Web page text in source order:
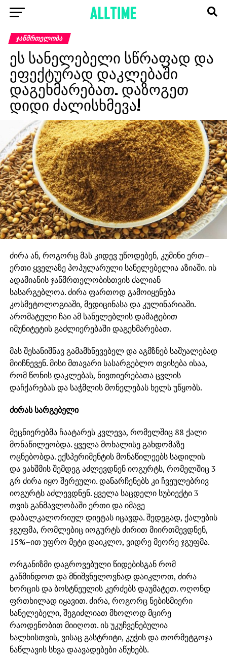
ᲯᲐᲜᲛᲠᲗᲔᲚᲝᲑᲐ
ეს სანელებელი სწრაფად და
ეფექტურად დაკლებაში
დაგეხმარებათ. დაზოგეთ
დიდი ძალისხმევა!
ძირა ან, როგორც მას კიდევ უწოდებენ, კუმინი ერთ–
ერთი ყველაზე პოპულარული სანელებელია აზიაში. ის
ადამიანის ჯანმრთელობისთვის ძალიან
სასარგებლოა. ძირა ფართოდ გამოიყენება
კოსმეტოლოგიაში, მედიცინასა და კულინარიაში.
არომატული ჩაი ამ სანელებლის დამატებით
იმუნიტეტის გაძლიერებაში დაგეხმარებათ.
მას შესანიშნავ გამამხნევებელ და აგმზნებ საშუალებად
მიიჩნევენ. მისი მთავარი სასარგებლო თვისება ისაა,
რომ წონის დაკლებას, ნივთიერებათა ცვლის
დაჩქარებას და საჭმლის მონელებას ხელს უწყობს.
ძირას სარგებელი
მეცნიერებმა ჩაატარეს კვლევა, რომელშიც 88 ქალი
მონაწილეობდა. ყველა მოხალისე გახდომაზე
ოცნებობდა. ექსპერიმენტის მონაწილეებს სადილის
და ვახშმის შემდეგ აძლევდნენ იოგურტს, რომელშიც 3
გრ ძირა იყო შერეული. დანარჩენებს კი ჩვეულებრივ
იოგურტს აძლევდნენ. ყველა საცდელი სუბიექტი 3
თვის განმავლობაში ერთი და იმავე
დაბალკალორიულ დიეტას იცავდა. შედეგად, ქალების
ჯგუფმა, რომლებიც იოგურტს ძირით მიირთმევდნენ,
15%–ით უფრო მეტი დაიკლო, ვიდრე მეორე ჯგუფმა.
ორგანიზმი დაგროვებული წიდებისგან რომ
გაწმინდოთ და მნიშვნელოვნად დაიკლოთ, ძირა
ხორცის და ბოსტნეულის კერძებს დაუმატეთ. ოღონდ
ფრთხილად იყავით. ძირა, როგორც ნებისმიერი
სანელებელი, შეგიძლიათ მხოლოდ მცირე
რაოდენობით მიიღოთ. ის უკუჩვენებულია
ხალხისთვის, ვისაც გასტრიტი, კუჭის და თორმეტგოჯა
ნაწლავის სხვა დაავადებები აწუხებს.